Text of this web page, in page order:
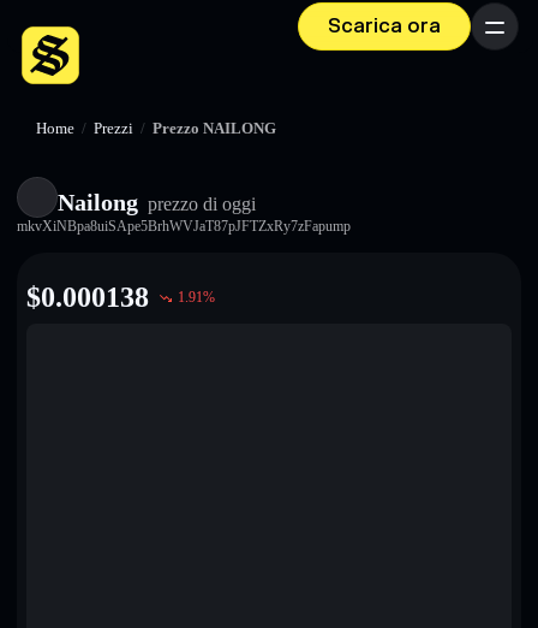
Scarica ora Menu
Home / Prezzi / Prezzo NAILONG
Nailong prezzo di oggi
mkvXiNBpa8uiSApe5BrhWVJaT87pJFTZxRy7zFapump
$0.000138 1.91%